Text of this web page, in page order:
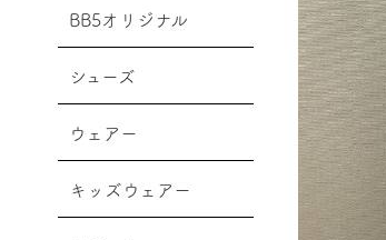
BB5オリジナル
シューズ
ウェアー
キッズウェアー